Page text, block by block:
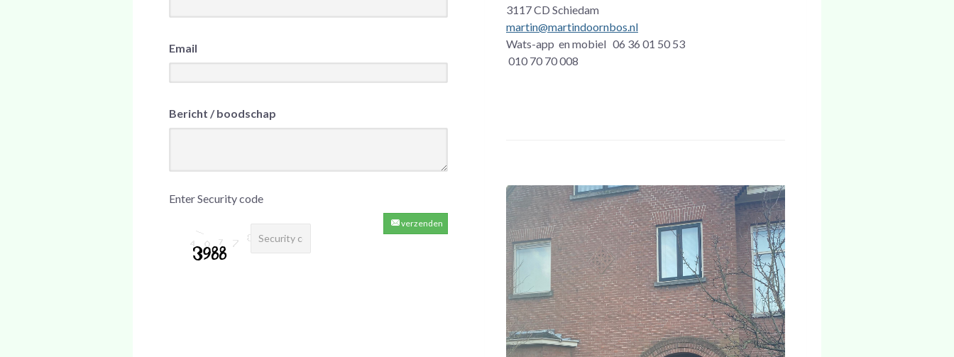
Email
Bericht / boodschap
Enter Security code
verzenden
‌3117 CD Schiedam
martin@martindoornbos.nl
‌Wats-app en mobiel 06 36 01 50 53
010 70 70 008